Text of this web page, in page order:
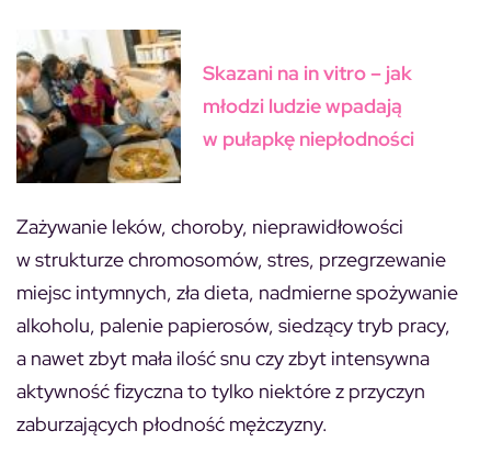
Skazani na in vitro – jak
młodzi ludzie wpadają
w pułapkę niepłodności
Zażywanie leków, choroby, nieprawidłowości
w strukturze chromosomów, stres, przegrzewanie
miejsc intymnych, zła dieta, nadmierne spożywanie
alkoholu, palenie papierosów, siedzący tryb pracy,
a nawet zbyt mała ilość snu czy zbyt intensywna
aktywność fizyczna to tylko niektóre z przyczyn
zaburzających płodność mężczyzny.